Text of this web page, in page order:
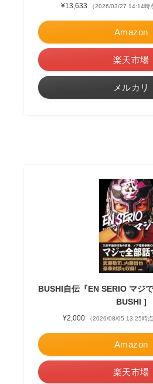
¥13,633 （2026/03/27 14:14時
Amazon
楽天市場
メルカリ
BUSHI自伝『EN SERIO マジ
BUSHI ]
¥2,000 （2026/08/05 13:25時
Amazon
楽天市場